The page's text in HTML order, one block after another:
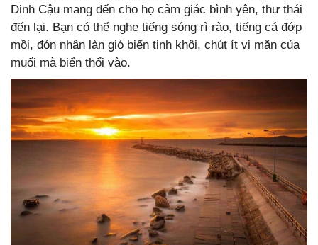
Dinh Cậu mang đến cho họ cảm giác bình yên, thư thái
đến lại. Bạn có thể nghe tiếng sóng rì rào, tiếng cá đớp
mồi, đón nhận làn gió biển tinh khôi, chút ít vị mặn của
muối mà biển thổi vào.